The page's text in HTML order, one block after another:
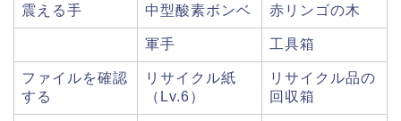
震える手 中型酸素ボンベ 赤リンゴの木
軍手 工具箱
ファイルを確認
する
リサイクル紙
（Lv.6）
リサイクル品の
回収箱